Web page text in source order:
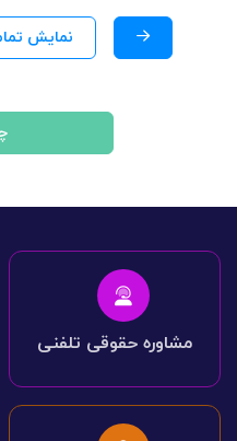
نمایش
مشاوره حقوقی تلفنی